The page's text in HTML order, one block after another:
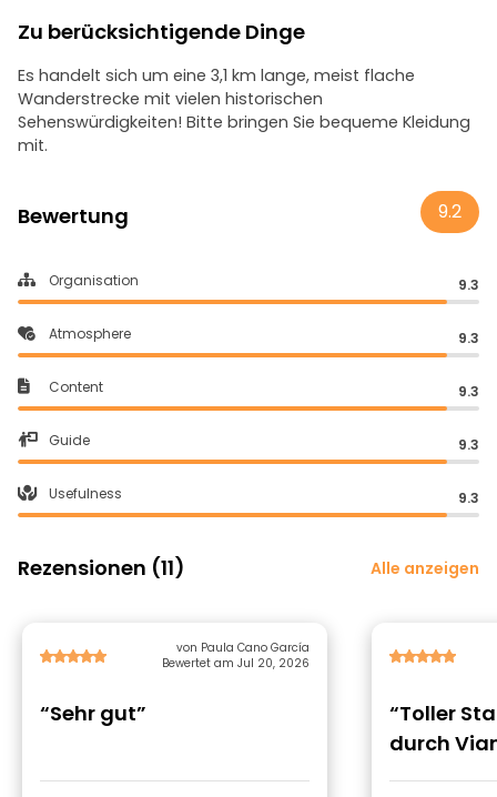
Zu berücksichtigende Dinge
Es handelt sich um eine 3,1 km lange, meist flache
Wanderstrecke mit vielen historischen
Sehenswürdigkeiten! Bitte bringen Sie bequeme Kleidung
mit.
Bewertung 9.2
Organisation 9.3
Atmosphere 9.3
Content 9.3
Guide 9.3
Usefulness 9.3
Rezensionen (11) Alle anzeigen
von Paula Cano García
Bewertet am Jul 20, 2026
“Sehr gut”
“Toller
durch